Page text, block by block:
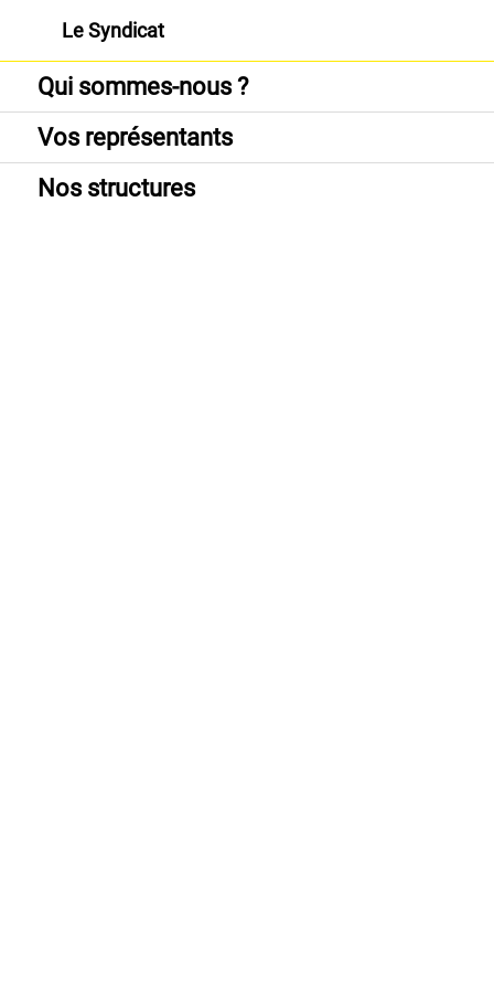
Le Syndicat
Qui sommes-nous ?
Vos représentants
Nos structures